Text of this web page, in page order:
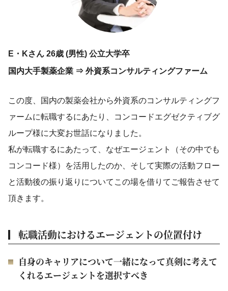
E・Kさん 26歳 (男性) 公立大学卒
国内大手製薬企業 ⇒ 外資系コンサルティングファーム
この度、国内の製薬会社から外資系のコンサルティングフ
ァームに転職するにあたり、コンコードエグゼクティブグ
ループ様に大変お世話になりました。
私が転職するにあたって、なぜエージェント（その中でも
コンコード様）を活用したのか、そして実際の活動フロー
と活動後の振り返りについてこの場を借りてご報告させて
頂きます。
転職活動におけるエージェントの位置付け
自身のキャリアについて一緒になって真剣に考えて
くれるエージェントを選択すべき